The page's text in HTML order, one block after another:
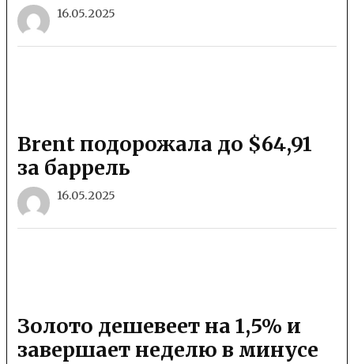
16.05.2025
Brent подорожала до $64,91
за баррель
16.05.2025
Золото дешевеет на 1,5% и
завершает неделю в минусе